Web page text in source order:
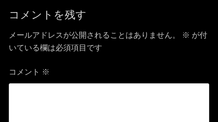
ビ
ゲ
ー
シ
コメントを残す
メールアドレスが公開されることはありません。 ※ が付
いている欄は必須項目です
コメント ※